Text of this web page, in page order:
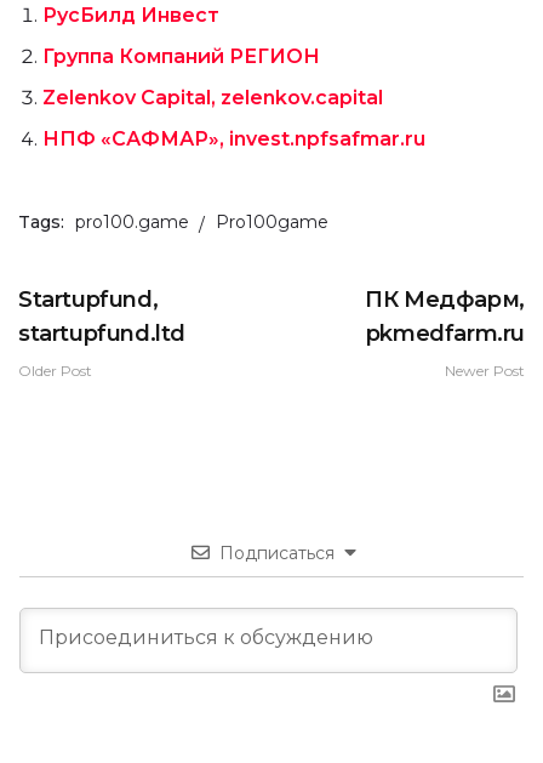
РусБилд Инвест
Группа Компаний РЕГИОН
Zelenkov Capital, zelenkov.capital
НПФ «САФМАР», invest.npfsafmar.ru
Tags: pro100.game Pro100game
Startupfund,
startupfund.ltd
Older Post
ПК Медфарм,
pkmedfarm.ru
Newer Post
Подписаться